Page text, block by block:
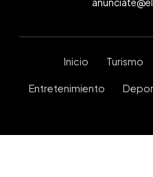
Inicio Turismo
Entretenimiento